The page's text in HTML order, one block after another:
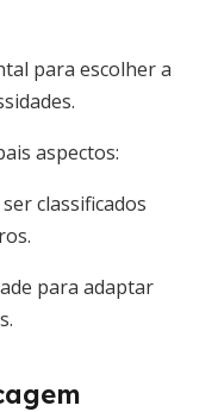
para escolher a
aspectos:
classificados
para adaptar